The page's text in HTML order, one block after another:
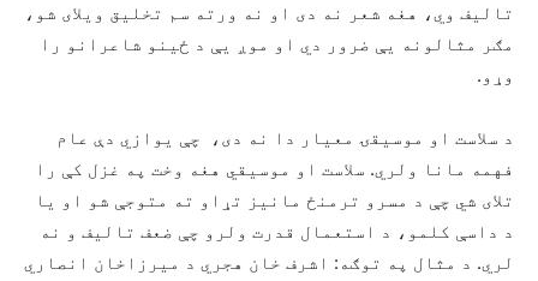
تالیف وي، هغه شعر نه دی او نه ورته سم تخلیق ویلای شو،
مګر مثالونه یې ضرور دي او موږ یې د ځینو شاعرانو را
وړو.
د سلاست او موسیقۍ معیار دا نه دی، چې یوازي دې عام
فهمه مانا ولري. سلاست او موسیقي هغه وخت په غزل کې را
تلای شي چې د مسرو ترمنځ مانیز تړاو ته متوجې شو او یا
د داسې کلمو، د استعمال قدرت ولرو چې ضعف تالیف و نه
لري. د مثال په توګه: اشرف خان هجري د میرزاخان انصاري